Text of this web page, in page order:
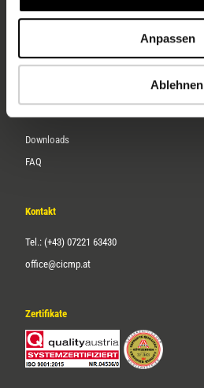
Anpassen
Ablehnen
Karriere
Downloads
FAQ
Kontakt
Tel.: (+43) 07221 63430
office@cicmp.at
Zertifikate